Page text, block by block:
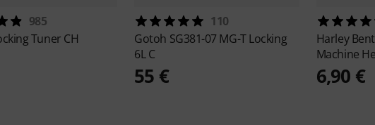
985
Tuner CH
110
Gotoh SG381-07 MG-T Locking
6L C
55 €
Harley
Machine
6,90 €